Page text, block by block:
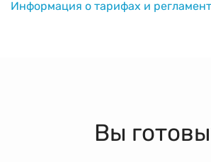
Информация о тарифах и
Вы